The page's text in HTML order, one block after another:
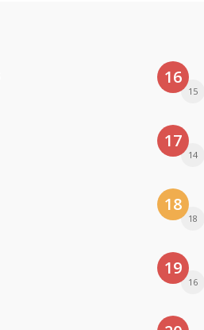
16
15
17
14
18
18
19
16